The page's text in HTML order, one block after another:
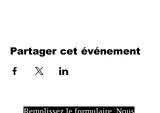
Partager cet événement